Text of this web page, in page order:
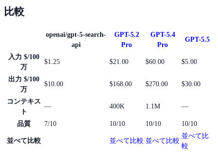
比較
openai/gpt-5-search-
api
GPT-5.2
Pro
GPT-5.4
Pro
GPT-5.5
入力 $/100
万
$1.25 $21.00 $60.00 $5.00
出力 $/100
万
$10.00 $168.00 $270.00 $30.00
コンテキス
ト
— 400K 1.1M —
品質 7/10 10/10 10/10 10/10
並べて比較 並べて比較 並べて比較
並べて比
較